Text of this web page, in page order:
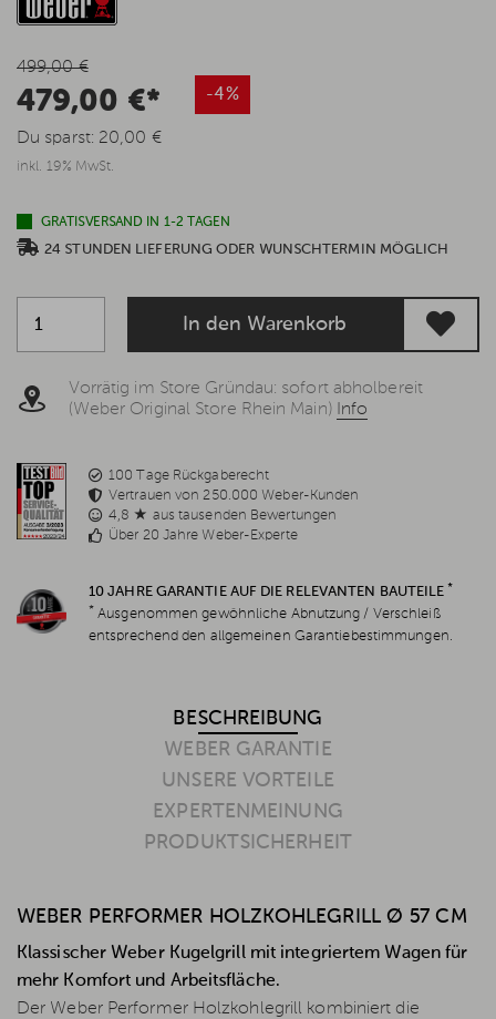
499,00 €
479,00 €* -4%
Du sparst: 20,00 €
inkl. 19% MwSt.
GRATISVERSAND IN 1-2 TAGEN
24 STUNDEN LIEFERUNG ODER WUNSCHTERMIN MÖGLICH
In den Warenkorb
Vorrätig im Store Gründau: sofort abholbereit
(Weber Original Store Rhein Main) Info
100 Tage Rückgaberecht
Vertrauen von 250.000 Weber-Kunden
4,8 ★ aus tausenden Bewertungen
Über 20 Jahre Weber-Experte
10 JAHRE GARANTIE AUF DIE RELEVANTEN BAUTEILE *
* Ausgenommen gewöhnliche Abnutzung / Verschleiß
entsprechend den allgemeinen Garantiebestimmungen.
BESCHREIBUNG
WEBER GARANTIE
UNSERE VORTEILE
EXPERTENMEINUNG
PRODUKTSICHERHEIT
WEBER PERFORMER HOLZKOHLEGRILL Ø 57 CM
Klassischer Weber Kugelgrill mit integriertem Wagen für
mehr Komfort und Arbeitsfläche.
Der Weber Performer Holzkohlegrill kombiniert die